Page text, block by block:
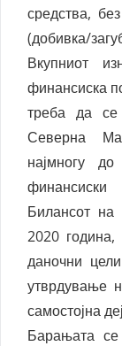
средства,
(добивка/
Вкупниот
финансиска
треба да се
Северна
најмногу
Билансот
2020 година,
даночни
утврдување
самостојна
Барањата се